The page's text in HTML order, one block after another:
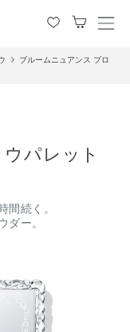
メ
ュ
ブルームニュアンス ブロ
パレット
間続く。
ダー。